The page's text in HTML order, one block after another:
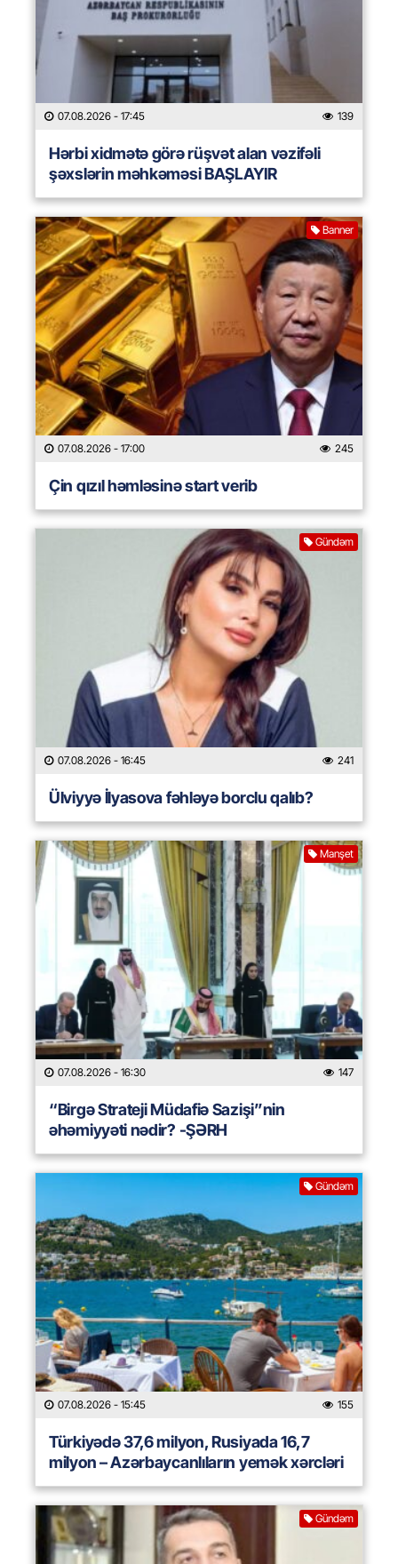
07.08.2026 - 17:45 139
Hərbi xidmətə görə rüşvət alan vəzifəli
şəxslərin məhkəməsi BAŞLAYIR
Banner
07.08.2026 - 17:00 245
Çin qızıl həmləsinə start verib
Gündəm
07.08.2026 - 16:45 241
Ülviyyə İlyasova fəhləyə borclu qalıb?
Manşet
07.08.2026 - 16:30 147
“Birgə Strateji Müdafiə Sazişi”nin
əhəmiyyəti nədir? -ŞƏRH
Gündəm
07.08.2026 - 15:45 155
Türkiyədə 37,6 milyon, Rusiyada 16,7
milyon – Azərbaycanlıların yemək xərcləri
Gündəm